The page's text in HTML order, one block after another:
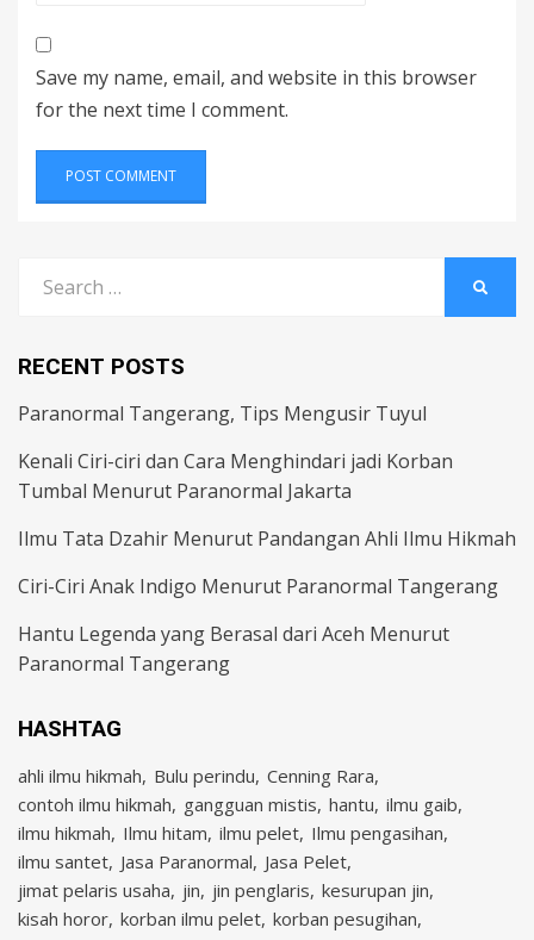
Save my name, email, and website in this browser
for the next time I comment.
for:
RECENT POSTS
Paranormal Tangerang, Tips Mengusir Tuyul
Kenali Ciri-ciri dan Cara Menghindari jadi Korban
Tumbal Menurut Paranormal Jakarta
Ilmu Tata Dzahir Menurut Pandangan Ahli Ilmu Hikmah
Ciri-Ciri Anak Indigo Menurut Paranormal Tangerang
Hantu Legenda yang Berasal dari Aceh Menurut
Paranormal Tangerang
HASHTAG
ahli ilmu hikmah Bulu perindu Cenning Rara
contoh ilmu hikmah gangguan mistis hantu ilmu gaib
ilmu hikmah Ilmu hitam ilmu pelet Ilmu pengasihan
ilmu santet Jasa Paranormal Jasa Pelet
jimat pelaris usaha jin jin penglaris kesurupan jin
kisah horor korban ilmu pelet korban pesugihan